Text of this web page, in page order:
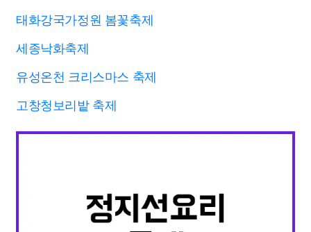
태화강국가정원 봄꽃축제
세종낙화축제
유성온천 크리스마스 축제
고창청보리밭 축제